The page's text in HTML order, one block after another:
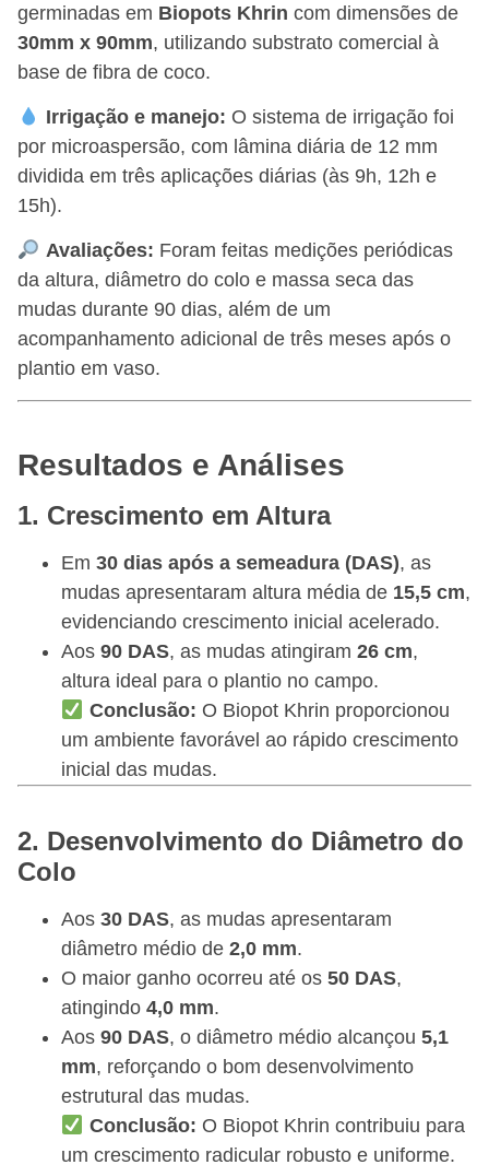
germinadas em Biopots Khrin com dimensões de
30mm x 90mm, utilizando substrato comercial à
base de fibra de coco.
Irrigação e manejo: O sistema de irrigação foi
por microaspersão, com lâmina diária de 12 mm
dividida em três aplicações diárias (às 9h, 12h e
15h).
Avaliações: Foram feitas medições periódicas
da altura, diâmetro do colo e massa seca das
mudas durante 90 dias, além de um
acompanhamento adicional de três meses após o
plantio em vaso.
Resultados e Análises
1. Crescimento em Altura
Em 30 dias após a semeadura (DAS), as
mudas apresentaram altura média de 15,5 cm,
evidenciando crescimento inicial acelerado.
Aos 90 DAS, as mudas atingiram 26 cm,
altura ideal para o plantio no campo.
Conclusão: O Biopot Khrin proporcionou
um ambiente favorável ao rápido crescimento
inicial das mudas.
2. Desenvolvimento do Diâmetro do
Colo
Aos 30 DAS, as mudas apresentaram
diâmetro médio de 2,0 mm.
O maior ganho ocorreu até os 50 DAS,
atingindo 4,0 mm.
Aos 90 DAS, o diâmetro médio alcançou 5,1
mm, reforçando o bom desenvolvimento
estrutural das mudas.
Conclusão: O Biopot Khrin contribuiu para
um crescimento radicular robusto e uniforme.